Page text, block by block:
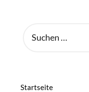
NACH:
Startseite